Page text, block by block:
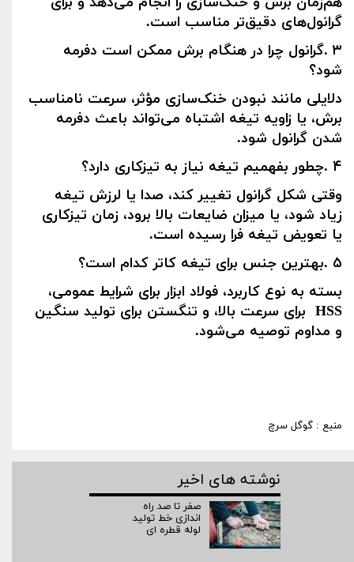
گرانول‌های دقیق‌تر مناسب است.
۳ .گرانول چرا در هنگام برش ممکن است دفرمه
شود؟
دلایلی مانند نبودن خنک‌سازی مؤثر، سرعت نامناسب
برش، یا زاویه تیغه اشتباه می‌تواند باعث دفرمه
شدن گرانول شود.
۴ .چطور بفهمیم تیغه نیاز به تیزکاری دارد؟
وقتی شکل گرانول تغییر کند، صدا یا لرزش تیغه
زیاد شود، یا میزان ضایعات بالا برود، زمان تیزکاری
یا تعویض تیغه فرا رسیده است.
۵ .بهترین جنس برای تیغه کاتر کدام است؟
بسته به نوع کاربرد، فولاد ابزار برای شرایط عمومی،
HSS برای سرعت بالا، و تنگستن برای تولید سنگین
و مداوم توصیه می‌شود.
منبع : گوگل سرچ
نوشته های اخیر
صفر تا صد راه‌
اندازی خط تولید
لوله قطره ای